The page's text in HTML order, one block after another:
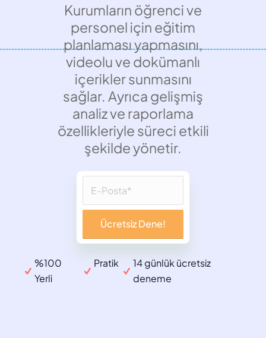
Kurumların öğrenci ve
personel için eğitim
planlaması yapmasını,
videolu ve dokümanlı
içerikler sunmasını
sağlar. Ayrıca gelişmiş
analiz ve raporlama
özellikleriyle süreci etkili
şekilde yönetir.
%100
Yerli
Pratik
14 günlük ücretsiz
deneme